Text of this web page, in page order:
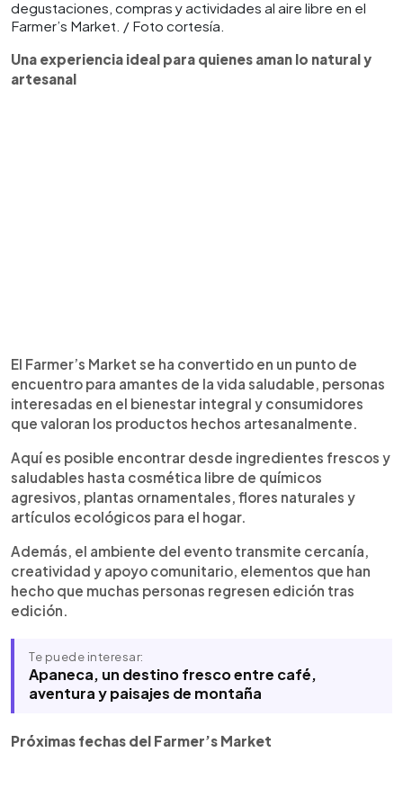
degustaciones, compras y actividades al aire libre en el
Farmer’s Market. / Foto cortesía.
Una experiencia ideal para quienes aman lo natural y
artesanal
El Farmer’s Market se ha convertido en un punto de
encuentro para amantes de la vida saludable, personas
interesadas en el bienestar integral y consumidores
que valoran los productos hechos artesanalmente.
Aquí es posible encontrar desde ingredientes frescos y
saludables hasta cosmética libre de químicos
agresivos, plantas ornamentales, flores naturales y
artículos ecológicos para el hogar.
Además, el ambiente del evento transmite cercanía,
creatividad y apoyo comunitario, elementos que han
hecho que muchas personas regresen edición tras
edición.
Te puede interesar:
Apaneca, un destino fresco entre café,
aventura y paisajes de montaña
Próximas fechas del Farmer’s Market